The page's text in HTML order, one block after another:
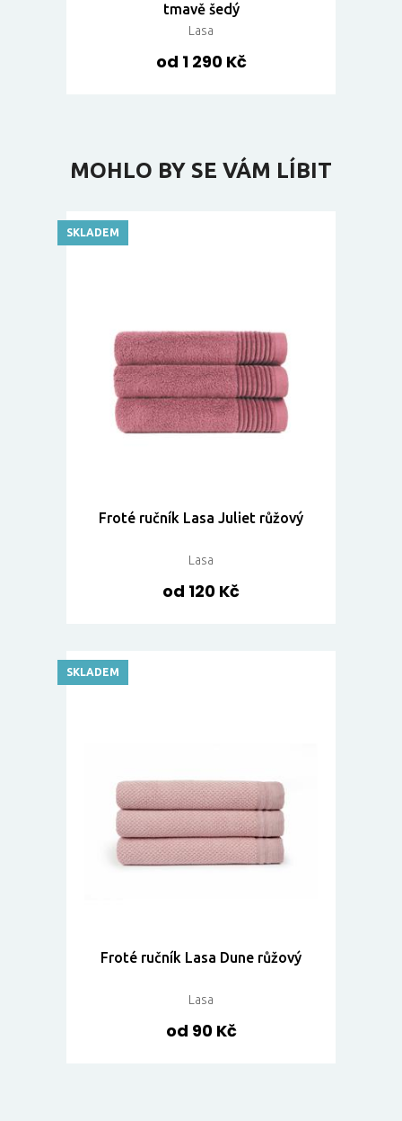
tmavě šedý
Lasa
od 1 290 Kč
MOHLO BY SE VÁM LÍBIT
Froté ručník Lasa Juliet růžový
Lasa
od 120 Kč
SKLADEM
Froté ručník Lasa Dune růžový
Lasa
od 90 Kč
SKLADEM